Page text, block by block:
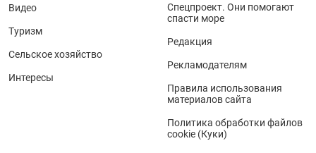
Видео
Туризм
Сельское хозяйство
Интересы
Спецпроект. Они помогают
спасти море
Редакция
Рекламодателям
Правила использования
материалов сайта
Политика обработки файлов
cookie (Куки)